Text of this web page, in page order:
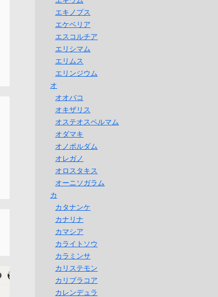
エキノプス
エケベリア
エスコルチア
エリシマム
エリムス
エリンジウム
オ
オオバコ
オキザリス
オステオスペルマム
オダマキ
オノポルダム
オレガノ
オロスタキス
オーニソガラム
カ
カタナンケ
カナリナ
カマシア
カライトソウ
カラミンサ
カリステモン
カリブラコア
カレンデュラ